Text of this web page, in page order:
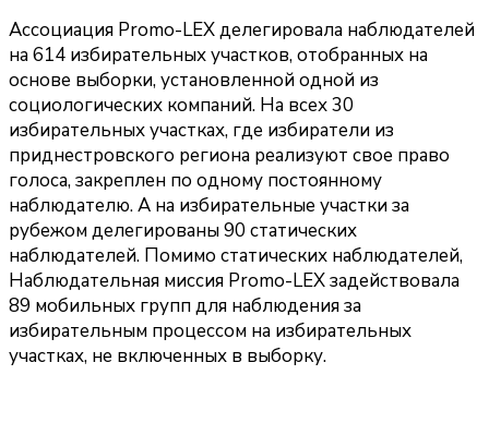
Ассоциация Promo-LEX делегировала наблюдателей
на 614 избирательных участков, отобранных на
основе выборки, установленной одной из
социологических компаний. На всех 30
избирательных участках, где избиратели из
приднестровского региона реализуют свое право
голоса, закреплен по одному постоянному
наблюдателю. А на избирательные участки за
рубежом делегированы 90 статических
наблюдателей. Помимо статических наблюдателей,
Наблюдательная миссия Promo-LEX задействовала
89 мобильных групп для наблюдения за
избирательным процессом на избирательных
участках, не включенных в выборку.